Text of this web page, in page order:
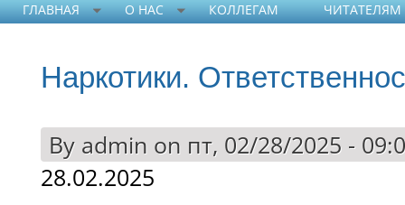
ГЛАВНАЯ О НАС КОЛЛЕГАМ ЧИТАТЕЛЯМ
Наркотики.
By admin on пт, 02/28/2025 -
28.02.2025